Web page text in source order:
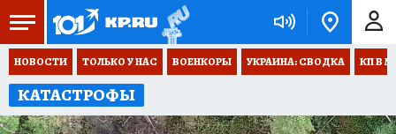
НОВОСТИ ТОЛЬКО У НАС ВОЕНКОРЫ УКРАИНА: СВОДКА КП В
КАТАСТРОФЫ